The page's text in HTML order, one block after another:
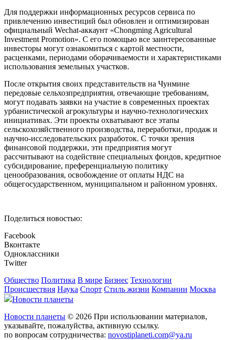
Для поддержки информационных ресурсов сервиса по
привлечению инвестиций был обновлен и оптимизирован
официальный Wechat-аккаунт «Chongming Agricultural
Investment Promotion». С его помощью все заинтересованные
инвесторы могут ознакомиться с картой местности,
расценками, периодами оборачиваемости и характеристиками
использования земельных участков.
После открытия своих представительств на Чунмине
передовые сельхозпредприятия, отвечающие требованиям,
могут подавать заявки на участие в современных проектах
урбанистической агрокультуры и научно-технологических
инициативах. Эти проекты охватывают все этапы
сельскохозяйственного производства, переработки, продаж и
научно-исследовательских разработок. С точки зрения
финансовой поддержки, эти предприятия могут
рассчитывают на содействие специальных фондов, кредитное
субсидирование, преференциальную политику
ценообразования, освобождение от оплаты НДС на
общегосударственном, муниципальном и районном уровнях.
Поделиться новостью:
Facebook
Вконтакте
Одноклассники
Twitter
Общество Политика В мире Бизнес Технологии
Происшествия Наука Спорт Стиль жизни Компании Москва
Новости планеты
Новости планеты © 2026 При использовании материалов,
указывайте, пожалуйства, активную ссылку.
по вопросам сотрудничества: novostiplaneti.com@ya.ru